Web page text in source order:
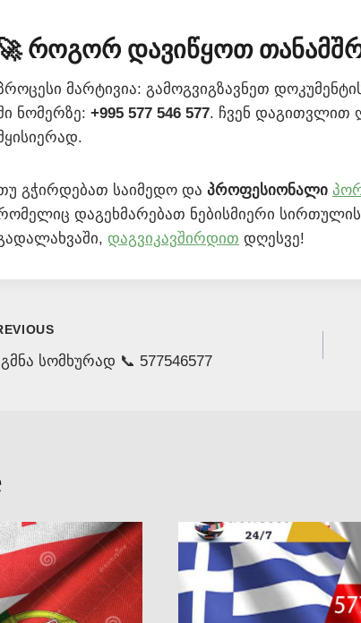
როგორ დავიწყოთ
მარტივია: გამოგვიგზავნეთ
ნომერზე: +995 577 546 577. ჩვენ დაგითვლით
გჭირდებათ საიმედო და პროფესიონალი
დაგეხმარებათ ნებისმიერი
დაგვიკავშირდით დღესვე!
სომხურად 📞 577546577